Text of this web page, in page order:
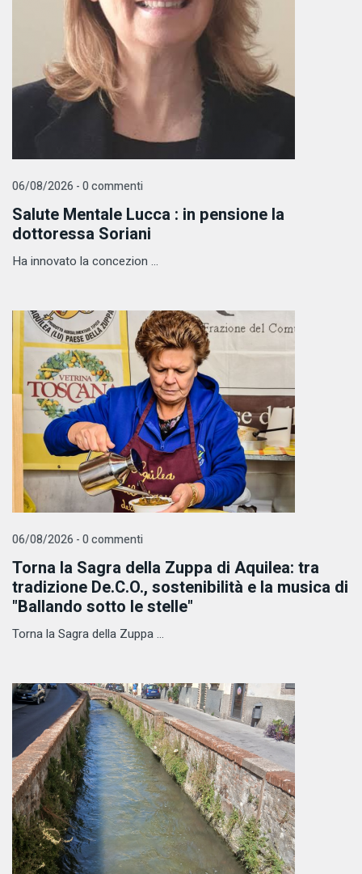
06/08/2026 - 0 commenti
Salute Mentale Lucca : in pensione la
dottoressa Soriani
Ha innovato la concezion ...
06/08/2026 - 0 commenti
Torna la Sagra della Zuppa di Aquilea: tra
tradizione De.C.O., sostenibilità e la musica di
"Ballando sotto le stelle"
Torna la Sagra della Zuppa ...